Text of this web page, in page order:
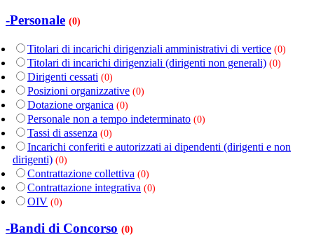
-Personale (0)
Titolari di incarichi dirigenziali amministrativi di vertice (0)
Titolari di incarichi dirigenziali (dirigenti non generali) (0)
Dirigenti cessati (0)
Posizioni organizzative (0)
Dotazione organica (0)
Personale non a tempo indeterminato (0)
Tassi di assenza (0)
Incarichi conferiti e autorizzati ai dipendenti (dirigenti e non
dirigenti) (0)
Contrattazione collettiva (0)
Contrattazione integrativa (0)
OIV (0)
-Bandi di Concorso (0)